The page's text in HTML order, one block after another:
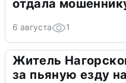
отдала
6 августа 1
Житель
за пьяную езду